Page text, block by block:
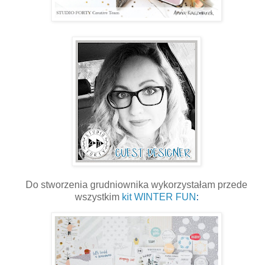
Do stworzenia grudniownika wykorzystałam przede
wszystkim kit WINTER FUN :